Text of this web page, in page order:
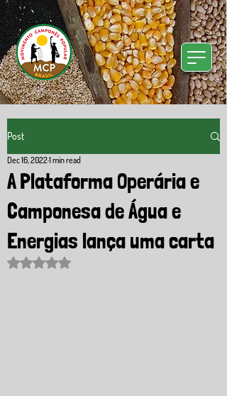
Post
A Plataforma Operária e
Camponesa de Água e
Energias lança uma carta
Dec 16, 20221 min read
Rated NaN out of 5 stars.